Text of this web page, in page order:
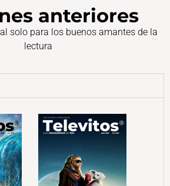
anteriores
solo para los buenos amantes de la
lectura